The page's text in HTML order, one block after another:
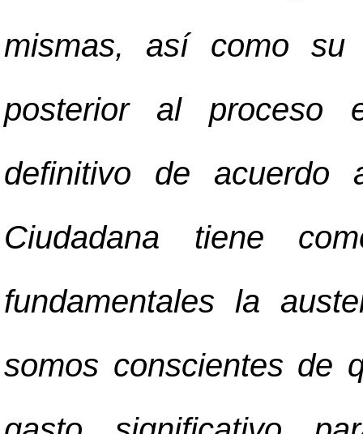
mismas, así como su
posterior al proceso
definitivo de
Ciudadana tiene
fundamentales la
somos conscientes de